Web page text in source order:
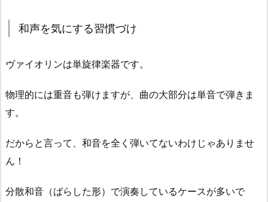
和声を気にする習慣づけ
ヴァイオリンは単旋律楽器です。
物理的には重音も弾けますが、曲の大部分は単音で弾きま
す。
だからと言って、和音を全く弾いてないわけじゃありませ
ん！
分散和音（ばらした形）で演奏しているケースが多いで